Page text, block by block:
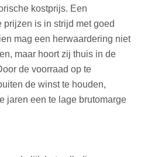
kostprijs. Een
is in strijd met goed
mag een herwaardering niet
maar hoort zij thuis in de
de voorraad op te
de winst te houden,
jaren een te lage brutomarge